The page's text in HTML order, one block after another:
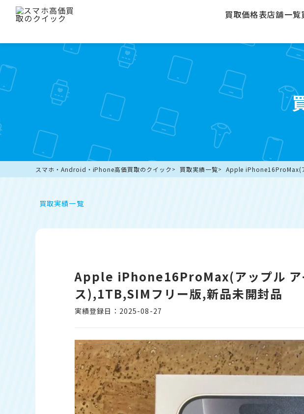
買取価格表店舗一覧
スマホ・Android・iPhone高価買取のクイック 買取実績一覧 Apple iPhone16ProMax(
買取実績一覧
Apple iPhone16ProMax(アップル ア
ス),1TB,SIMフリー版,新品未開封品
実績登録日：2025-08-27